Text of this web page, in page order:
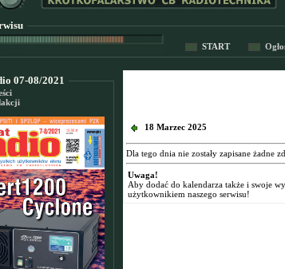
START
07-08/2021
18 Marzec 2025
Dla tego dnia nie zostały zapisane żadne
Uwaga!
Aby dodać do kalendarza także i swoje
użytkownikiem naszego serwisu!